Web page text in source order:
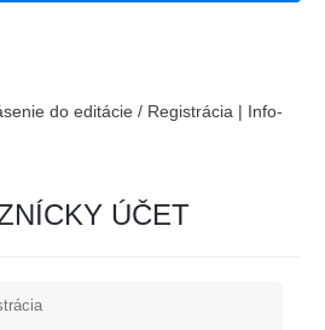
do editácie / Registrácia | Info-
ÚČET